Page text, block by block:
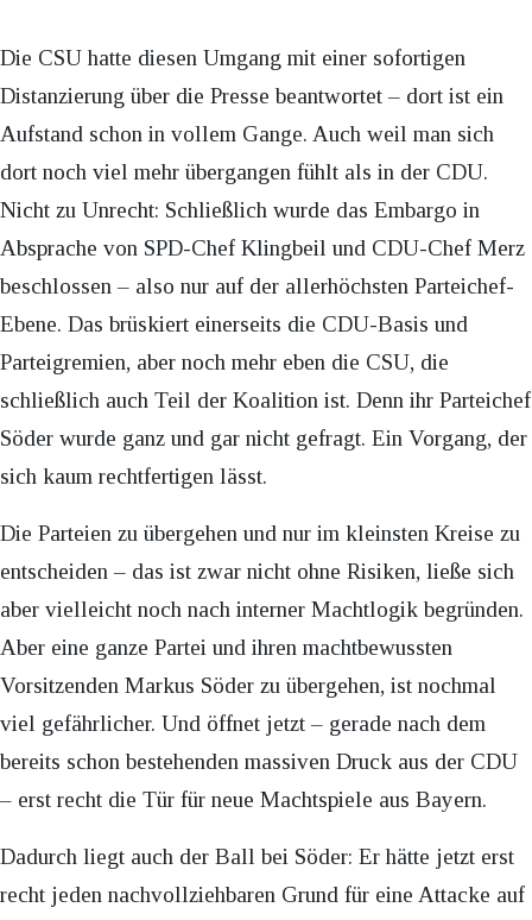
Die CSU hatte diesen Umgang mit einer sofortigen
Distanzierung über die Presse beantwortet – dort ist ein
Aufstand schon in vollem Gange. Auch weil man sich
dort noch viel mehr übergangen fühlt als in der CDU.
Nicht zu Unrecht: Schließlich wurde das Embargo in
Absprache von SPD-Chef Klingbeil und CDU-Chef Merz
beschlossen – also nur auf der allerhöchsten Parteichef-
Ebene. Das brüskiert einerseits die CDU-Basis und
Parteigremien, aber noch mehr eben die CSU, die
schließlich auch Teil der Koalition ist. Denn ihr Parteichef
Söder wurde ganz und gar nicht gefragt. Ein Vorgang, der
sich kaum rechtfertigen lässt.
Die Parteien zu übergehen und nur im kleinsten Kreise zu
entscheiden – das ist zwar nicht ohne Risiken, ließe sich
aber vielleicht noch nach interner Machtlogik begründen.
Aber eine ganze Partei und ihren machtbewussten
Vorsitzenden Markus Söder zu übergehen, ist nochmal
viel gefährlicher. Und öffnet jetzt – gerade nach dem
bereits schon bestehenden massiven Druck aus der CDU
– erst recht die Tür für neue Machtspiele aus Bayern.
Dadurch liegt auch der Ball bei Söder: Er hätte jetzt erst
recht jeden nachvollziehbaren Grund für eine Attacke auf